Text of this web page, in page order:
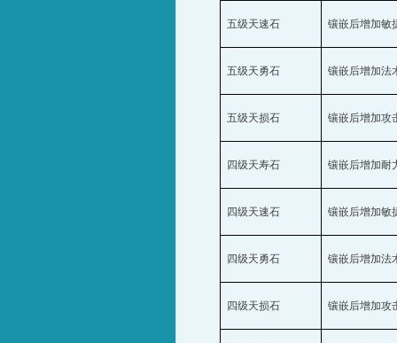
五级天速石 镶嵌后增加敏
五级天勇石 镶嵌后增加法
五级天损石 镶嵌后增加攻
四级天寿石 镶嵌后增加耐
四级天速石 镶嵌后增加敏
四级天勇石 镶嵌后增加法
四级天损石 镶嵌后增加攻